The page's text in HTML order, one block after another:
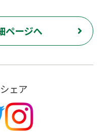
ページへ
ェア